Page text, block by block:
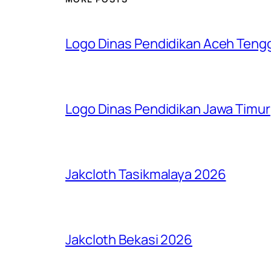
Logo Dinas Pendidikan Aceh
Logo Dinas Pendidikan Jawa Timur
Jakcloth Tasikmalaya 2026
Jakcloth Bekasi 2026